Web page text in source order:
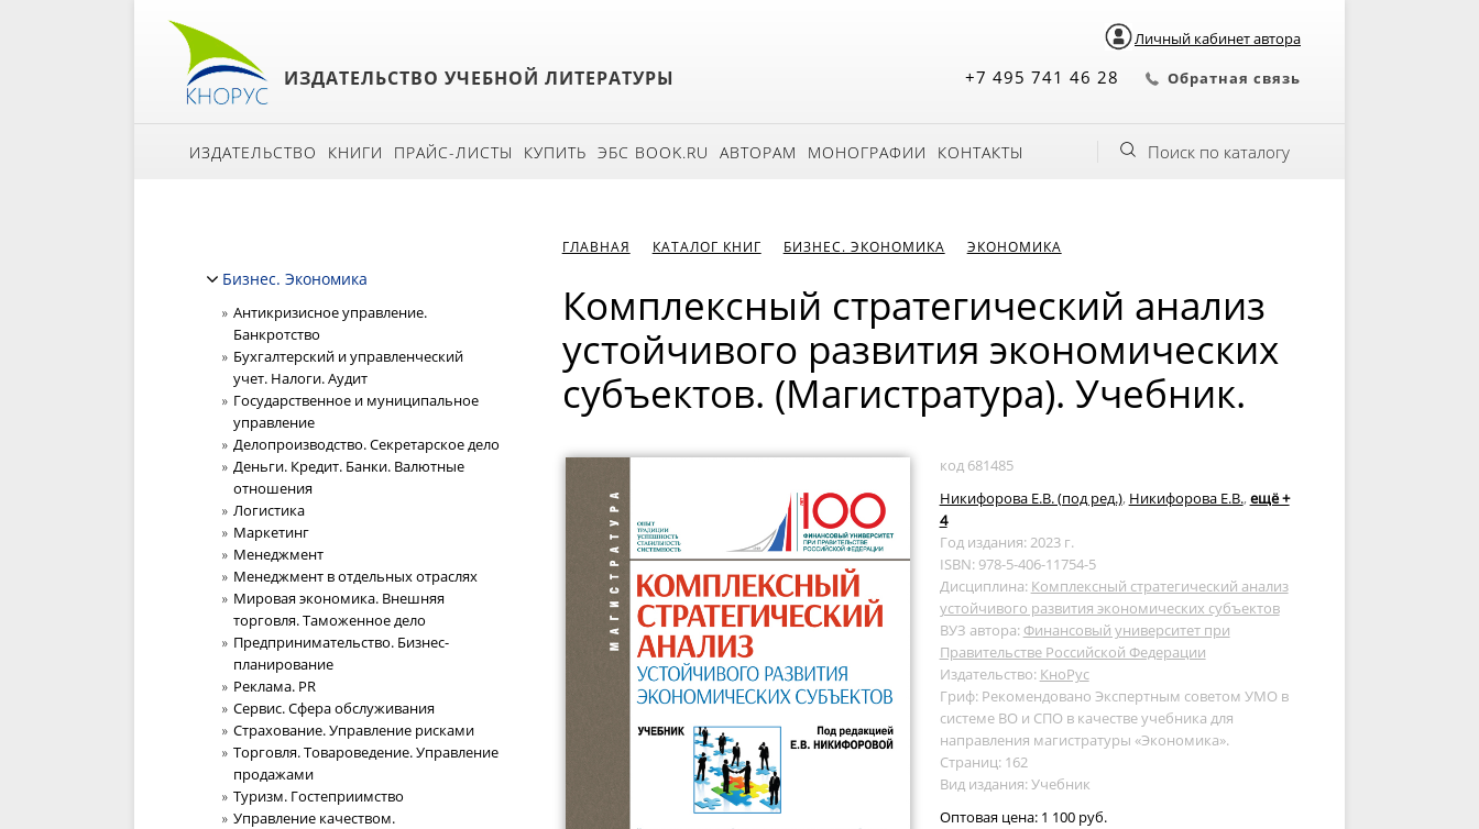
Личный кабинет автора
ИЗДАТЕЛЬСТВО УЧЕБНОЙ ЛИТЕРАТУРЫ +7 495 741 46 28 Обратная связь
ИЗДАТЕЛЬСТВО КНИГИ ПРАЙС-ЛИСТЫ КУПИТЬ ЭБС BOOK.RU АВТОРАМ МОНОГРАФИИ КОНТАКТЫ Поиск по каталогу
Бизнес. Экономика
Антикризисное управление.
Банкротство
Бухгалтерский и управленческий
учет. Налоги. Аудит
Государственное и муниципальное
управление
Делопроизводство. Секретарское дело
Деньги. Кредит. Банки. Валютные
отношения
Логистика
Маркетинг
Менеджмент
Менеджмент в отдельных отраслях
Мировая экономика. Внешняя
торговля. Таможенное дело
Предпринимательство. Бизнес-
планирование
Реклама. PR
Сервис. Сфера обслуживания
Страхование. Управление рисками
Торговля. Товароведение. Управление
продажами
Туризм. Гостеприимство
Управление качеством.
ГЛАВНАЯ КАТАЛОГ КНИГ БИЗНЕС. ЭКОНОМИКА ЭКОНОМИКА
Комплексный стратегический анализ
устойчивого развития экономических
субъектов. (Магистратура). Учебник.
код 681485
Никифорова Е.В. (под ред.), Никифорова Е.В., ещё +
4
Год издания: 2023 г.
ISBN: 978-5-406-11754-5
Дисциплина: Комплексный стратегический анализ
устойчивого развития экономических субъектов
ВУЗ автора: Финансовый университет при
Правительстве Российской Федерации
Издательство: КноРус
Гриф: Рекомендовано Экспертным советом УМО в
системе ВО и СПО в качестве учебника для
направления магистратуры «Экономика».
Страниц: 162
Вид издания: Учебник
Оптовая цена: 1 100 руб.